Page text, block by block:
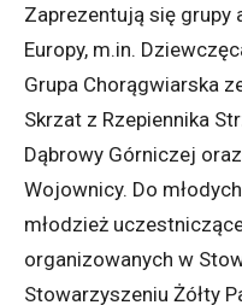
Zaprezentują się grupy
Europy, m.in.
Grupa Chorągwiarska
Skrzat z Rzepiennika
Dąbrowy Górniczej
Wojownicy. Do
młodzież
organizowanych w
Stowarzyszeniu Żółty